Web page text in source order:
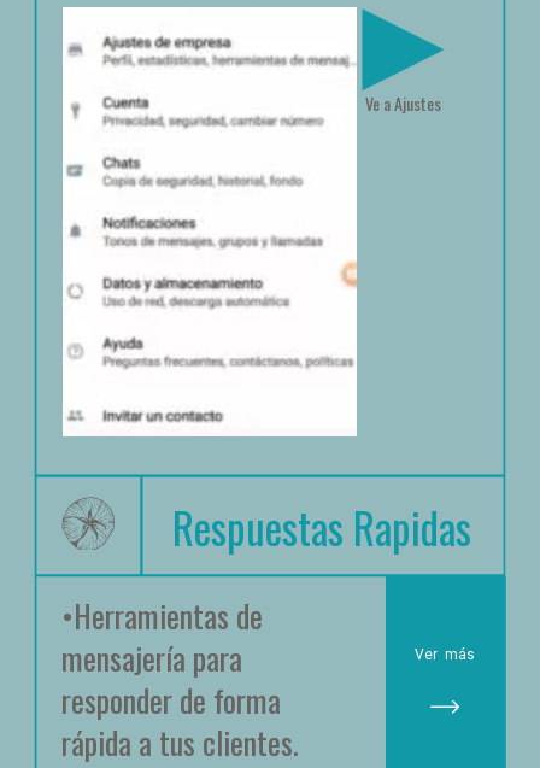
Respuestas Rapidas
•Herramientas de
mensajería para
responder de forma
rápida a tus clientes.
Ver más
Ve a Ajustes